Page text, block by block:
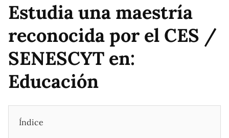
Estudia una maestría
reconocida por el CES /
SENESCYT en:
Educación
Índice